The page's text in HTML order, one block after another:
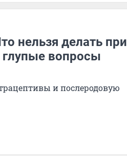
нельзя делать при
глупые вопросы
и послеродовую